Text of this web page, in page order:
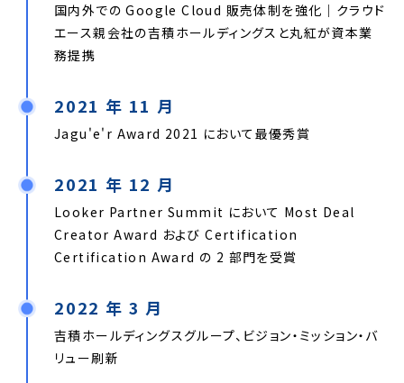
国内外での Google Cloud 販売体制を強化｜クラウド
エース親会社の吉積ホールディングスと丸紅が資本業
務提携
2021 年 11 月
Jagu'e'r Award 2021 において最優秀賞
2021 年 12 月
Looker Partner Summit において Most Deal
Creator Award および Certification
Certification Award の 2 部門を受賞
2022 年 3 月
吉積ホールディングスグループ、ビジョン・ミッション・バ
リュー刷新